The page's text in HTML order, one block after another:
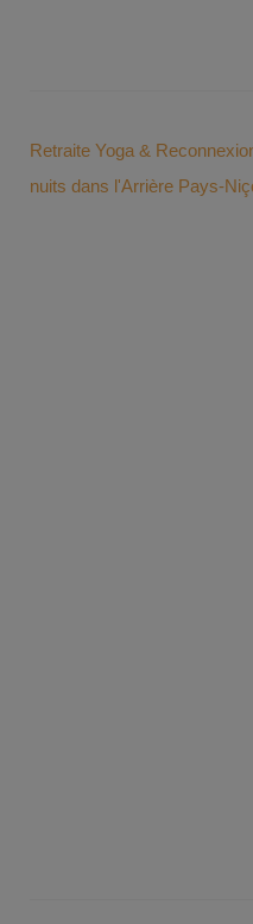
Retraite Yoga &
nuits dans l'Arrière Pays-